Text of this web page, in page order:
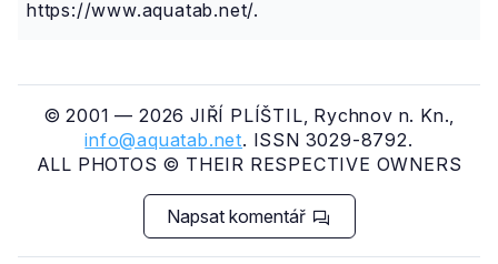
https://www.aquatab.net/.
© 2001 — 2026 JIŘÍ PLÍŠTIL, Rychnov n. Kn.,
info@aquatab.net. ISSN 3029-8792.
ALL PHOTOS © THEIR RESPECTIVE OWNERS
Napsat komentář